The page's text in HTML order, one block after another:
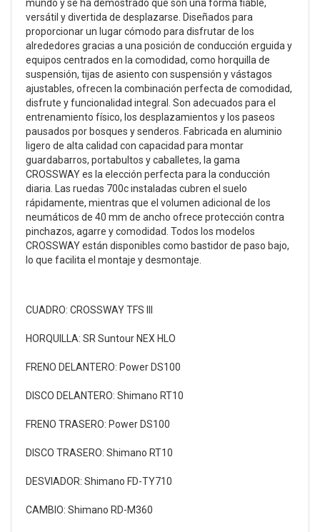
mundo y se ha demostrado que son una forma fiable,
versátil y divertida de desplazarse. Diseñados para
proporcionar un lugar cómodo para disfrutar de los
alrededores gracias a una posición de conducción erguida y
equipos centrados en la comodidad, como horquilla de
suspensión, tijas de asiento con suspensión y vástagos
ajustables, ofrecen la combinación perfecta de comodidad,
disfrute y funcionalidad integral. Son adecuados para el
entrenamiento físico, los desplazamientos y los paseos
pausados por bosques y senderos. Fabricada en aluminio
ligero de alta calidad con capacidad para montar
guardabarros, portabultos y caballetes, la gama
CROSSWAY es la elección perfecta para la conducción
diaria. Las ruedas 700c instaladas cubren el suelo
rápidamente, mientras que el volumen adicional de los
neumáticos de 40 mm de ancho ofrece protección contra
pinchazos, agarre y comodidad. Todos los modelos
CROSSWAY están disponibles como bastidor de paso bajo,
lo que facilita el montaje y desmontaje.
CUADRO: CROSSWAY TFS III
HORQUILLA: SR Suntour NEX HLO
FRENO DELANTERO: Power DS100
DISCO DELANTERO: Shimano RT10
FRENO TRASERO: Power DS100
DISCO TRASERO: Shimano RT10
DESVIADOR: Shimano FD-TY710
CAMBIO: Shimano RD-M360